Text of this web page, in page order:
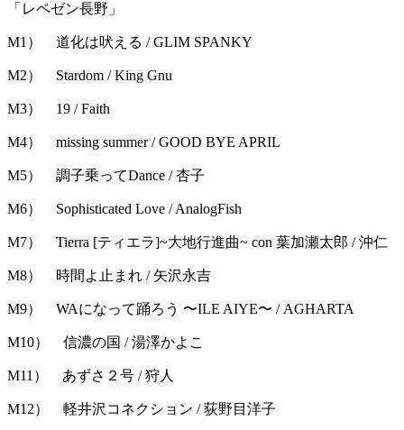
「レペゼン長野」
M1） 道化は吠える / GLIM SPANKY
M2） Stardom / King Gnu
M3） 19 / Faith
M4） missing summer / GOOD BYE APRIL
M5） 調子乗ってDance / 杏子
M6） Sophisticated Love / AnalogFish
M7） Tierra [ティエラ]~大地行進曲~ con 葉加瀬太郎 / 沖仁
M8） 時間よ止まれ / 矢沢永吉
M9） WAになって踊ろう 〜ILE AIYE〜 / AGHARTA
M10） 信濃の国 / 湯澤かよこ
M11） あずさ２号 / 狩人
M12） 軽井沢コネクション / 荻野目洋子